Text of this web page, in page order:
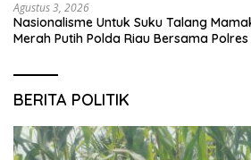
Agustus 3, 2026
Nasionalisme Untuk Suku Talang
Merah Putih Polda Riau Bersama
BERITA POLITIK